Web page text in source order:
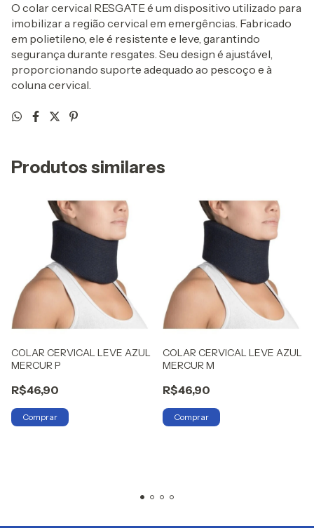
O colar cervical RESGATE é um dispositivo utilizado para
imobilizar a região cervical em emergências. Fabricado
em polietileno, ele é resistente e leve, garantindo
segurança durante resgates. Seu design é ajustável,
proporcionando suporte adequado ao pescoço e à
coluna cervical.
Produtos similares
COLAR CERVICAL LEVE AZUL
MERCUR P
R$46,90
COLAR CERVICAL LEVE AZUL
MERCUR M
R$46,90